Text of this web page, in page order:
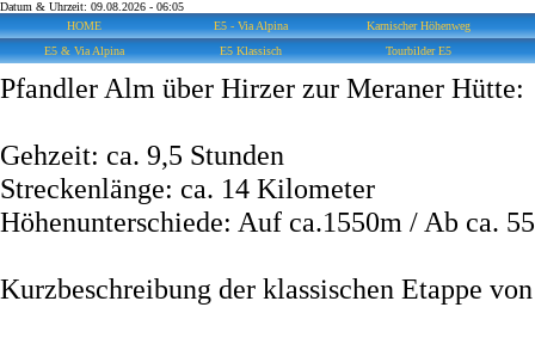
Datum & Uhrzeit: 09.08.2026 - 06:05
HOME
E5 - Via Alpina
Karnischer Höhenweg
E5 & Via Alpina
E5 Klassisch Tourbilder E5
Pfandler Alm über Hirzer zur Meraner Hütte:
Gehzeit: ca. 9,5 Stunden
Streckenlänge: ca. 14 Kilometer
Höhenunterschiede: Auf ca.1550m / Ab ca.
Kurzbeschreibung der klassischen Etappe